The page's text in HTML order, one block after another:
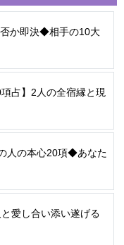
か即決◆相手の10大
占】2人の全宿縁と現
人の本心20項◆あなた
愛し合い添い遂げる